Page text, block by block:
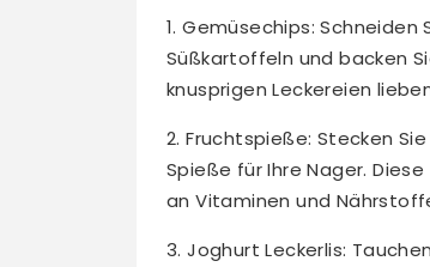
1. Gemüsechips:
Süßkartoffeln und backen
knusprigen Leckereien
2. Fruchtspieße: Stecken
Spieße für Ihre Nager.
an Vitaminen und
3. Joghurt Leckerlis: